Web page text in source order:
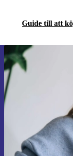
Guide till att